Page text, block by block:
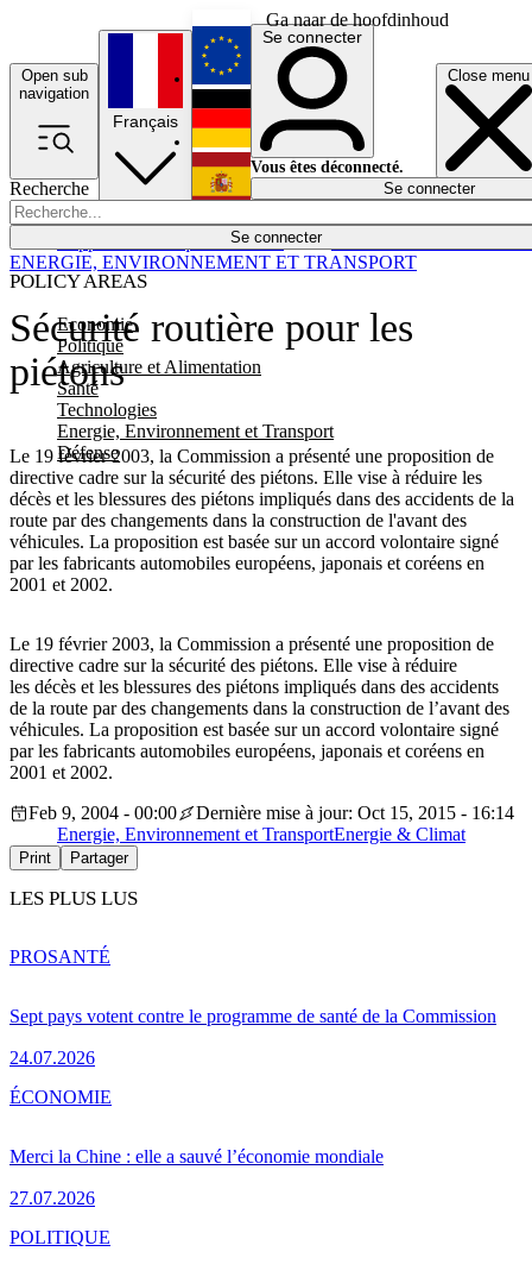
Ga naar de hoofdinhoud
Open sub
navigation
Close menu
Recherche
Se connecter
POLICY AREAS
Economie
Politique
Agriculture et Alimentation
Santé
Technologies
Energie, Environnement et Transport
Défense
Économie
Français
English
Deutsch
Español
Se connecter
Vous êtes déconnecté.
Se connecter
Sécurité routière pour les
piétons
Le 19 février 2003, la Commission a présenté une proposition de
directive cadre sur la sécurité des piétons. Elle vise à réduire les
décès et les blessures des piétons impliqués dans des accidents de la
route par des changements dans la construction de l'avant des
véhicules. La proposition est basée sur un accord volontaire signé
par les fabricants automobiles européens, japonais et coréens en
2001 et 2002.
ENERGIE, ENVIRONNEMENT ET TRANSPORT
Le 19 février 2003, la Commission a présenté une proposition de
directive cadre sur la sécurité des piétons. Elle vise à réduire
les décès et les blessures des piétons impliqués dans des accidents
de la route par des changements dans la construction de l’avant des
véhicules. La proposition est basée sur un accord volontaire signé
par les fabricants automobiles européens, japonais et coréens en
2001 et 2002.
Feb 9, 2004 - 00:00
Dernière mise à jour: Oct 15, 2015 - 16:14
Energie, Environnement et TransportEnergie & Climat
Print Partager
LES PLUS LUS
Sept pays votent contre le programme de santé de la Commission
24.07.2026
PROSANTÉ
Merci la Chine : elle a sauvé l’économie mondiale
27.07.2026
ÉCONOMIE
POLITIQUE